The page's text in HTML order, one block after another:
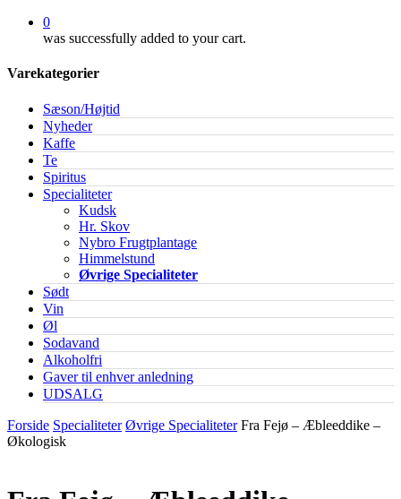
0
was successfully added to your cart.
Varekategorier
Sæson/Højtid
Nyheder
Kaffe
Te
Spiritus
Specialiteter
Kudsk
Hr. Skov
Nybro Frugtplantage
Himmelstund
Øvrige Specialiteter
Sødt
Vin
Øl
Sodavand
Alkoholfri
Gaver til enhver anledning
UDSALG
Forside Specialiteter Øvrige Specialiteter Fra Fejø – Æbleeddike –
Økologisk